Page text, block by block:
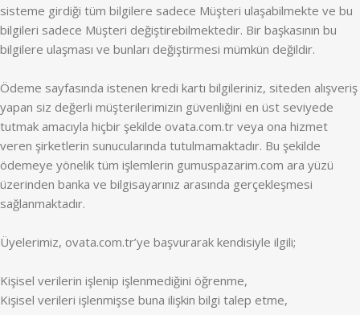
sisteme girdiği tüm bilgilere sadece Müşteri ulaşabilmekte ve bu
bilgileri sadece Müşteri değiştirebilmektedir. Bir başkasının bu
bilgilere ulaşması ve bunları değiştirmesi mümkün değildir.
Ödeme sayfasında istenen kredi kartı bilgileriniz, siteden alışveriş
yapan siz değerli müşterilerimizin güvenliğini en üst seviyede
tutmak amacıyla hiçbir şekilde ovata.com.tr veya ona hizmet
veren şirketlerin sunucularında tutulmamaktadır. Bu şekilde
ödemeye yönelik tüm işlemlerin gumuspazarim.com ara yüzü
üzerinden banka ve bilgisayarınız arasında gerçekleşmesi
sağlanmaktadır.
Üyelerimiz, ovata.com.tr’ye başvurarak kendisiyle ilgili;
Kişisel verilerin işlenip işlenmediğini öğrenme,
Kişisel verileri işlenmişse buna ilişkin bilgi talep etme,